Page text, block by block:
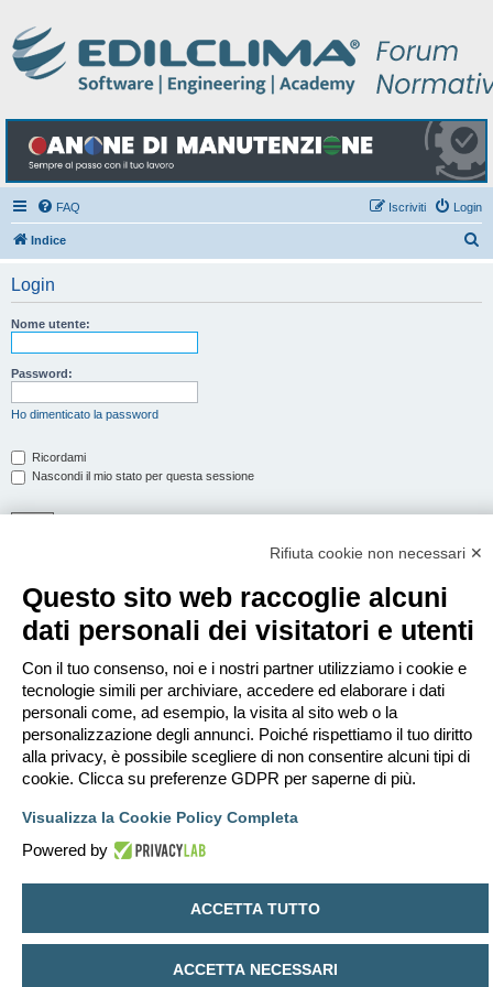
FAQ Login
Iscriviti
Indice
Login
Nome utente:
Password:
Ho dimenticato la password
Ricordami
Nascondi il mio stato per questa sessione
Per eseguire il login devi essere registrato. La registrazione richiede solo
pochi secondi e garantisce l’accesso alle funzioni avanzate. L’amministratore
può anche dare permessi speciali agli utenti. Prima di eseguire il login
assicurati di aver letto i termini d’uso e le varie regole.
Condizioni d’uso
Trattamento dei dati personali
Indice Tutti gli orari sono
Cancella cookie
Contattaci
Creato daphpBB® Forum Software © phpBB Limited
Traduzione Italiana
Rifiuta cookie non necessari ✕
Questo sito web raccoglie alcuni
dati personali dei visitatori e utenti
Con il tuo consenso, noi e i nostri partner utilizziamo i cookie e
tecnologie simili per archiviare, accedere ed elaborare i dati
personali come, ad esempio, la visita al sito web o la
personalizzazione degli annunci. Poiché rispettiamo il tuo diritto
alla privacy, è possibile scegliere di non consentire alcuni tipi di
cookie. Clicca su preferenze GDPR per saperne di più.
Visualizza la Cookie Policy Completa
Powered by
ACCETTA TUTTO
ACCETTA NECESSARI